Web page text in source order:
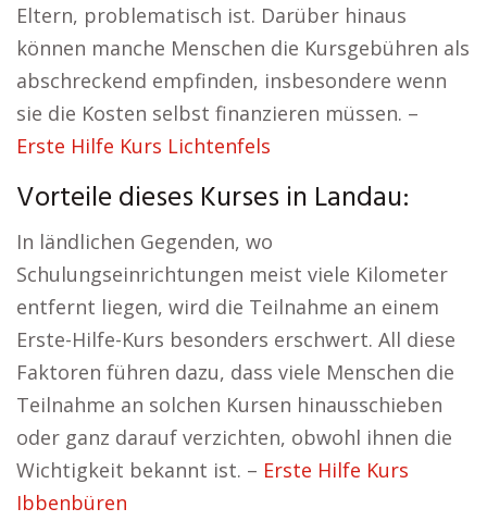
Eltern, problematisch ist. Darüber hinaus
können manche Menschen die Kursgebühren als
abschreckend empfinden, insbesondere wenn
sie die Kosten selbst finanzieren müssen. –
Erste Hilfe Kurs Lichtenfels
Vorteile dieses Kurses in Landau:
In ländlichen Gegenden, wo
Schulungseinrichtungen meist viele Kilometer
entfernt liegen, wird die Teilnahme an einem
Erste-Hilfe-Kurs besonders erschwert. All diese
Faktoren führen dazu, dass viele Menschen die
Teilnahme an solchen Kursen hinausschieben
oder ganz darauf verzichten, obwohl ihnen die
Wichtigkeit bekannt ist. – Erste Hilfe Kurs
Ibbenbüren